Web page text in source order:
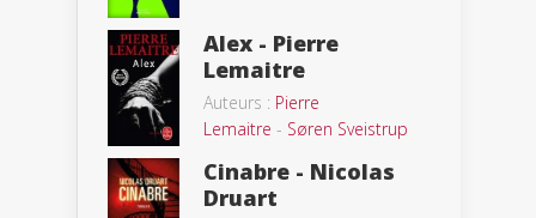
Alex - Pierre
Lemaitre
Auteurs : Pierre
Lemaitre - Søren Sveistrup
Cinabre - Nicolas
Druart